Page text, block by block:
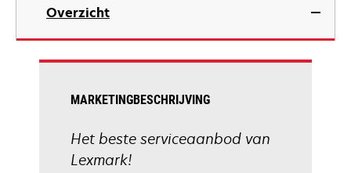
Overzicht
MARKETINGBESCHRIJVING
Het beste serviceaanbod van
Lexmark!